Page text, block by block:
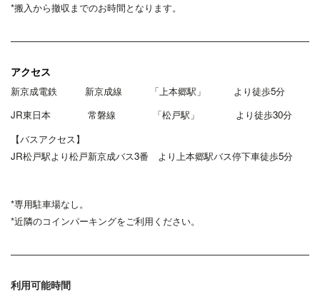
*搬入から撤収までのお時間となります。
アクセス
新京成電鉄 新京成線 「上本郷駅」 より徒歩5分
JR東日本 常磐線 「松戸駅」 より徒歩30分
【バスアクセス】
JR松戸駅より松戸新京成バス3番 より上本郷駅バス停下車徒歩5分
*専用駐車場なし。
*近隣のコインパーキングをご利用ください。
利用可能時間